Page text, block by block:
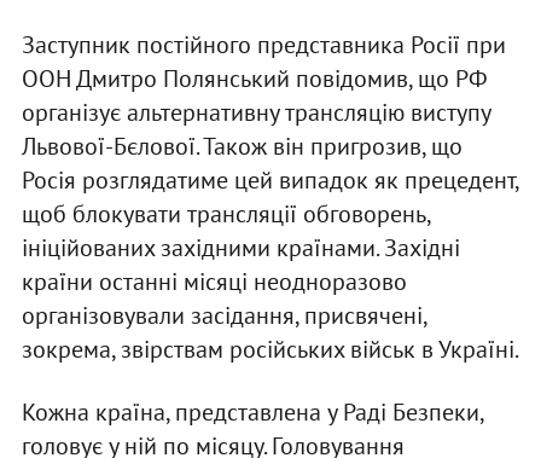
Заступник постійного представника Росії при
ООН Дмитро Полянський повідомив, що РФ
організує альтернативну трансляцію виступу
Львової-Бєлової. Також він пригрозив, що
Росія розглядатиме цей випадок як прецедент,
щоб блокувати трансляції обговорень,
ініційованих західними країнами. Західні
країни останні місяці неодноразово
організовували засідання, присвячені,
зокрема, звірствам російських військ в Україні.
Кожна країна, представлена у Раді Безпеки,
головує у ній по місяцу. Головування